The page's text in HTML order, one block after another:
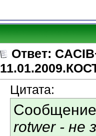
Ответ:
Цитата:
rotwer - не